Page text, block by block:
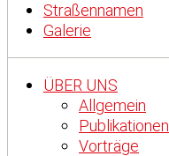
Straßennamen
Galerie
ÜBER UNS
Allgemein
Publikationen
Vorträge